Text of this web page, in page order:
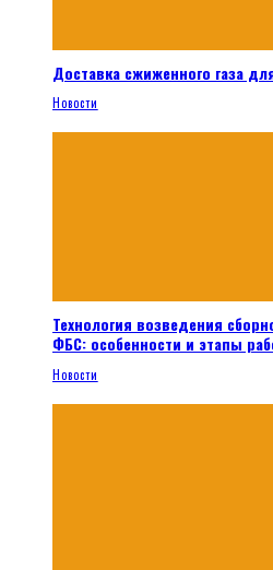
Доставка сжиженного газа
Новости
Технология возведения
ФБС: особенности и этапы
Новости